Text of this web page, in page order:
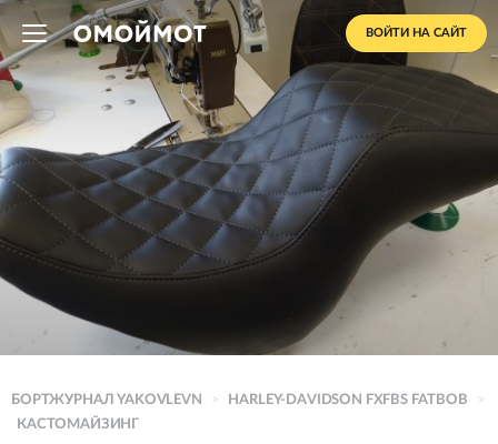
ВОЙТИ НА САЙТ
БОРТЖУРНАЛ YAKOVLEVN > HARLEY-DAVIDSON FXFBS FATBOB
>
КАСТОМАЙЗИНГ